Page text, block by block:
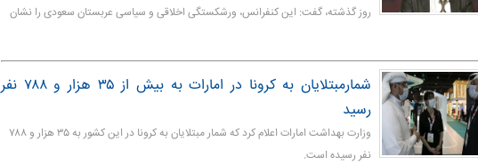
روز گذشته، گفت: این کنفرانس، ورشکستگی اخلاقی و سیاسی عربستان سعودی را نشان
شمارمبتلایان به کرونا در امارات به بیش از ۳۵ هزار و ۷۸۸ نفر
رسید
وزارت بهداشت امارات اعلام کرد که شمار مبتلایان به کرونا در این کشور به ۳۵ هزار و ۷۸۸
نفر رسیده است.